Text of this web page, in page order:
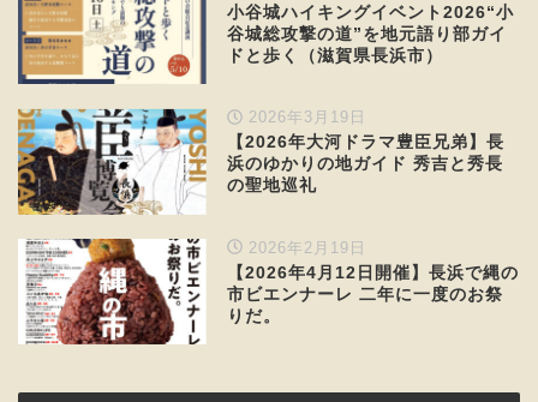
小谷城ハイキングイベント2026“小
谷城総攻撃の道”を地元語り部ガイ
ドと歩く（滋賀県長浜市）
2026年3月19日
【2026年大河ドラマ豊臣兄弟】長
浜のゆかりの地ガイド 秀吉と秀長
の聖地巡礼
2026年2月19日
【2026年4月12日開催】長浜で縄の
市ビエンナーレ 二年に一度のお祭
りだ。